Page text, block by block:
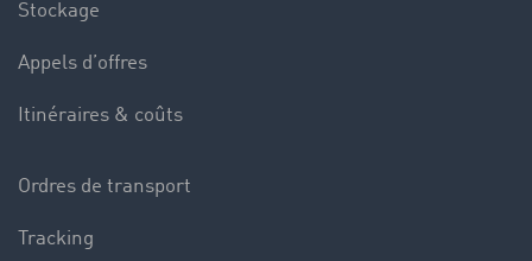
Stockage
Appels d’offres
Itinéraires & coûts
Ordres de transport
Tracking